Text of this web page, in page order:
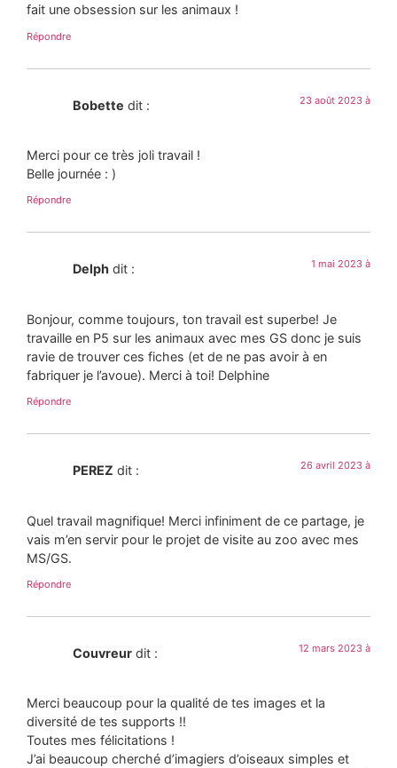
fait une obsession sur les animaux !
Répondre
Bobette dit : 23 août 2023 à
Merci pour ce très joli travail !
Belle journée : )
Répondre
Delph dit : 1 mai 2023 à
Bonjour, comme toujours, ton travail est superbe! Je
travaille en P5 sur les animaux avec mes GS donc je suis
ravie de trouver ces fiches (et de ne pas avoir à en
fabriquer je l’avoue). Merci à toi! Delphine
Répondre
PEREZ dit : 26 avril 2023 à
Quel travail magnifique! Merci infiniment de ce partage, je
vais m’en servir pour le projet de visite au zoo avec mes
MS/GS.
Répondre
Couvreur dit : 12 mars 2023 à
Merci beaucoup pour la qualité de tes images et la
diversité de tes supports !!
Toutes mes félicitations !
J’ai beaucoup cherché d’imagiers d’oiseaux simples et